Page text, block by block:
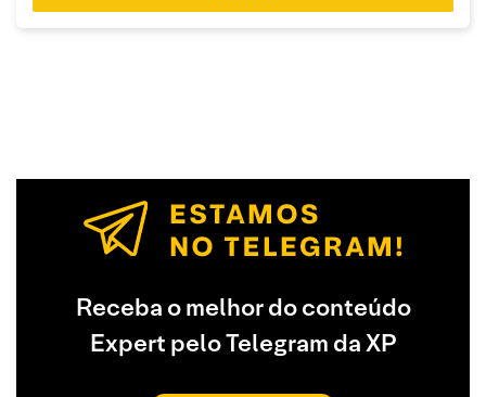
Receba o melhor do conteúdo
Expert pelo Telegram da XP